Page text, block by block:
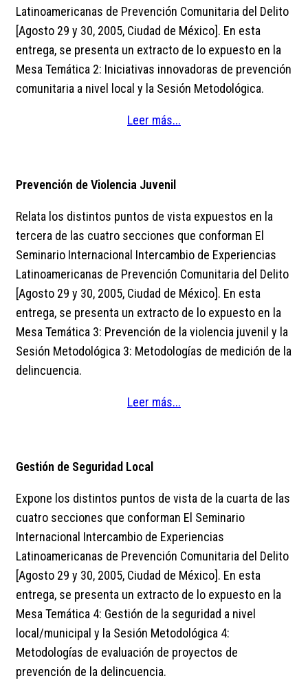
Latinoamericanas de Prevención Comunitaria del Delito
[Agosto 29 y 30, 2005, Ciudad de México]. En esta
entrega, se presenta un extracto de lo expuesto en la
Mesa Temática 2: Iniciativas innovadoras de prevención
comunitaria a nivel local y la Sesión Metodológica.
Leer más...
Prevención de Violencia Juvenil
Relata los distintos puntos de vista expuestos en la
tercera de las cuatro secciones que conforman El
Seminario Internacional Intercambio de Experiencias
Latinoamericanas de Prevención Comunitaria del Delito
[Agosto 29 y 30, 2005, Ciudad de México]. En esta
entrega, se presenta un extracto de lo expuesto en la
Mesa Temática 3: Prevención de la violencia juvenil y la
Sesión Metodológica 3: Metodologías de medición de la
delincuencia.
Leer más...
Gestión de Seguridad Local
Expone los distintos puntos de vista de la cuarta de las
cuatro secciones que conforman El Seminario
Internacional Intercambio de Experiencias
Latinoamericanas de Prevención Comunitaria del Delito
[Agosto 29 y 30, 2005, Ciudad de México]. En esta
entrega, se presenta un extracto de lo expuesto en la
Mesa Temática 4: Gestión de la seguridad a nivel
local/municipal y la Sesión Metodológica 4:
Metodologías de evaluación de proyectos de
prevención de la delincuencia.